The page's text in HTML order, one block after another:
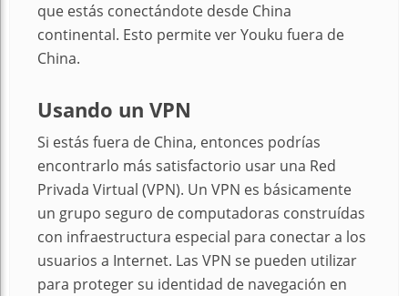
que estás conectándote desde China
continental. Esto permite ver Youku fuera de
China.
Usando un VPN
Si estás fuera de China, entonces podrías
encontrarlo más satisfactorio usar una Red
Privada Virtual (VPN). Un VPN es básicamente
un grupo seguro de computadoras construídas
con infraestructura especial para conectar a los
usuarios a Internet. Las VPN se pueden utilizar
para proteger su identidad de navegación en